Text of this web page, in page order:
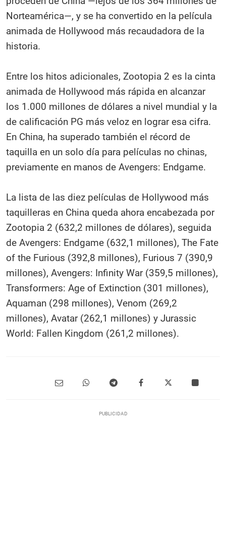
Norteamérica—, y se ha convertido en la película
animada de Hollywood más recaudadora de la
historia.
Entre los hitos adicionales, Zootopia 2 es la cinta
animada de Hollywood más rápida en alcanzar
los 1.000 millones de dólares a nivel mundial y la
de calificación PG más veloz en lograr esa cifra.
En China, ha superado también el récord de
taquilla en un solo día para películas no chinas,
previamente en manos de Avengers: Endgame.
La lista de las diez películas de Hollywood más
taquilleras en China queda ahora encabezada por
Zootopia 2 (632,2 millones de dólares), seguida
de Avengers: Endgame (632,1 millones), The Fate
of the Furious (392,8 millones), Furious 7 (390,9
millones), Avengers: Infinity War (359,5 millones),
Transformers: Age of Extinction (301 millones),
Aquaman (298 millones), Venom (269,2
millones), Avatar (262,1 millones) y Jurassic
World: Fallen Kingdom (261,2 millones).